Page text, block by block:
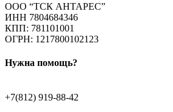
ООО “ТСК АНТАРЕС”
ИНН 7804684346
КПП: 781101001
ОГРН: 1217800102123
Нужна помощь?
+7(812) 919-88-42